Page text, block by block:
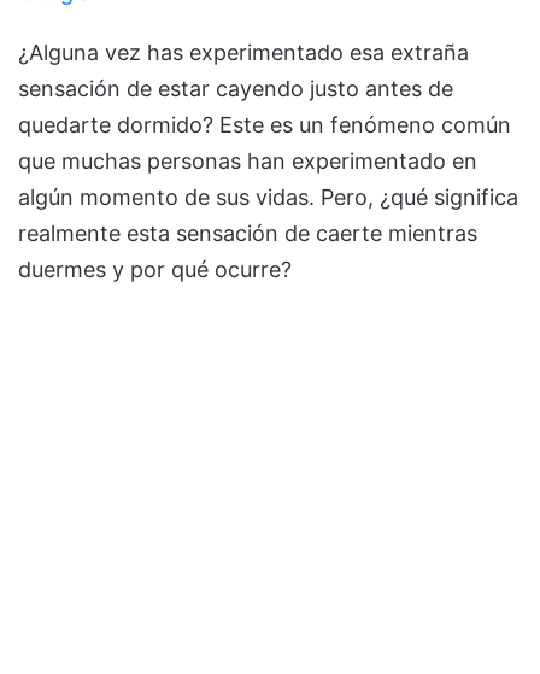
¿Alguna vez has experimentado esa extraña
sensación de estar cayendo justo antes de
quedarte dormido? Este es un fenómeno común
que muchas personas han experimentado en
algún momento de sus vidas. Pero, ¿qué significa
realmente esta sensación de caerte mientras
duermes y por qué ocurre?